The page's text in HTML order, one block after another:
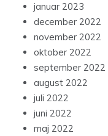
januar 2023
december 2022
november 2022
oktober 2022
september 2022
august 2022
juli 2022
juni 2022
maj 2022